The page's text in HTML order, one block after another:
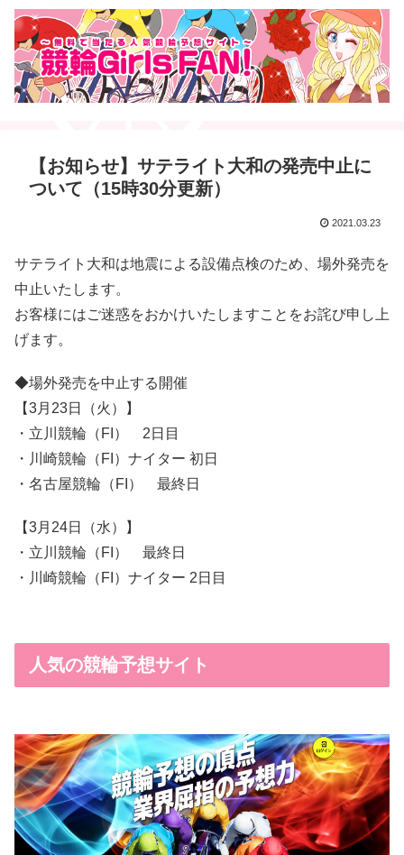
【お知らせ】サテライト大和の発売中止に
ついて（15時30分更新）
2021.03.23
サテライト大和は地震による設備点検のため、場外発売を
中止いたします。
お客様にはご迷惑をおかけいたしますことをお詫び申し上
げます。
◆場外発売を中止する開催
【3月23日（火）】
・立川競輪（FI） 2日目
・川崎競輪（FI）ナイター 初日
・名古屋競輪（FI） 最終日
【3月24日（水）】
・立川競輪（FI） 最終日
・川崎競輪（FI）ナイター 2日目
人気の競輪予想サイト